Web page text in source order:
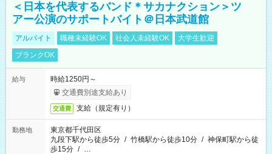
＜日本を代表するバンド＊サカナクション＞ツ
アー公演のサポートバイト＠日本武道館
アルバイト 職種未経験OK 社会人未経験OK
大学生歓迎
ブランクOK
給与
時給1250円～
交通費別途支給あり
交通費 支給（規定有り）
勤務地
東京都千代田区
九段下駅から徒歩5分 / 竹橋駅から徒歩10分 / 神保町駅から徒
歩15分 / …